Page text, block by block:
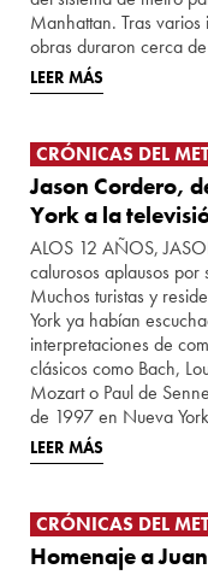
Manhattan. Tras varios
obras duraron cerca
LEER MÁS
CRÓNICAS DEL
Jason Cordero,
York a la
ALOS 12 AÑOS,
calurosos aplausos por
Muchos turistas y
York ya habían
interpretaciones de
clásicos como Bach,
Mozart o Paul de
de 1997 en Nueva
LEER MÁS
CRÓNICAS DEL
Homenaje a